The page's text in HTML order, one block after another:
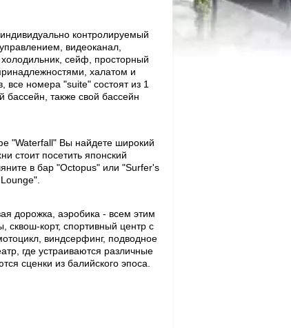
контролируемый
видеоканал,
сейф, просторный
халатом и
номера "suite" состоят из 1
также свой бассейн
"Waterfall" Вы найдете широкий
стоит посетить японский
в бар "Octopus" или "Surfer's
дорожка, аэробика - всем этим
сквош-корт, спортивный центр с
виндсерфинг, подводное
где устраиваются различные
сценки из балийского эпоса.